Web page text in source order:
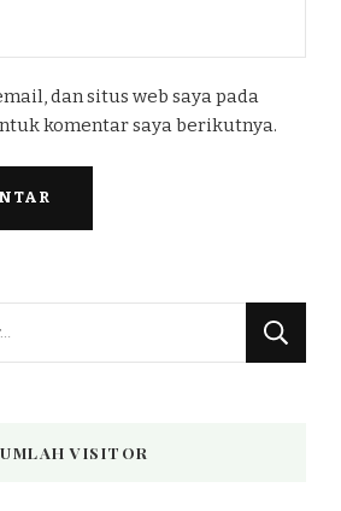
dan situs web saya pada
komentar saya berikutnya.
VISITOR